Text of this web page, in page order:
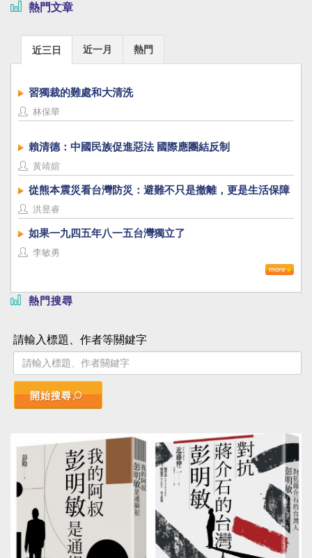
熱門文章
近三日 近一月 熱門
習獨裁的難處和大清洗
林保華
賴清德：中國民族促進惡法 國際應團結反制
黃靖媗
從熊本震災看台灣防災：避難不只是撤離，更是生活保障
洪昱睿
如果一九四五年八一五台灣獨立了
李敏勇
熱門搜尋
請輸入標題、作者等關鍵字
開始搜尋